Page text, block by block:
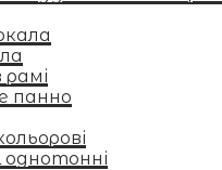
рамі
панно
однотонні